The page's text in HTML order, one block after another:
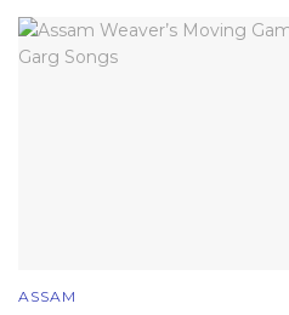
ASSAM